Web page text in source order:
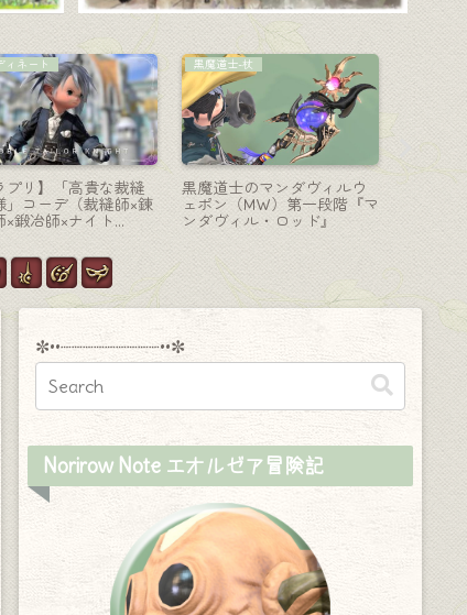
師-天球儀
ぎるユキンコのスノ
ムな占星術師武器
ーム・オブ・ウィン
マウント
最初から移動速度が速い
FF7クラウドのバイク『SDS
フェンリル』
【ミラ
✼••┈┈┈┈┈┈┈┈┈••✼
Norirow Note エオルゼア冒険記